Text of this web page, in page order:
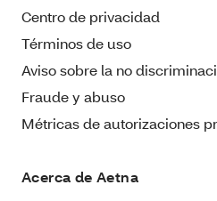
Centro de privacidad
Términos de uso
Aviso sobre la no
Fraude y abuso
Métricas de autorizaciones
Acerca de Aetna